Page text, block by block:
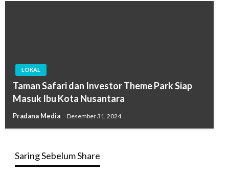
LOKAL
Taman Safari dan Investor Theme Park Siap
Masuk Ibu Kota Nusantara
Pradana Media Desember 31, 2024
Saring Sebelum Share